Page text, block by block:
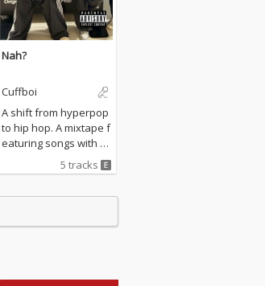
Nah?
Cuffboi
A shift from hyperpop
to hip hop. A mixtape f
eaturing songs with st
rong looping element
s.
5 tracks